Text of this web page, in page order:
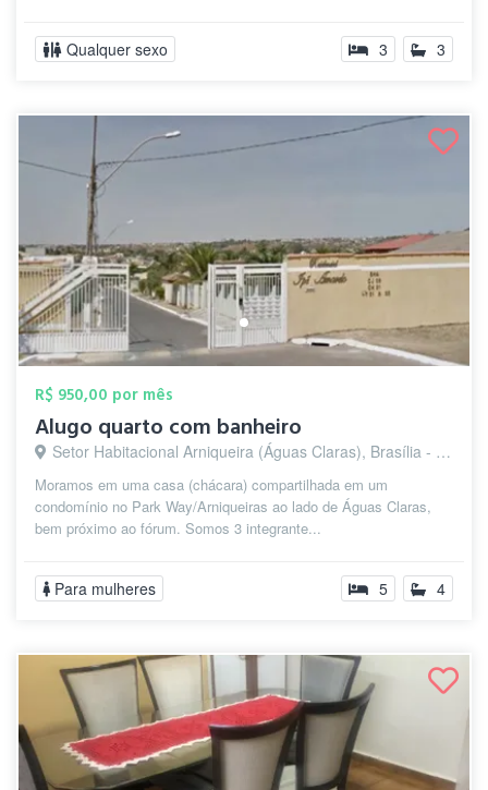
Qualquer sexo 3 3
R$ 950,00 por mês
Alugo quarto com banheiro
Setor Habitacional Arniqueira (Águas Claras), Brasília - DF
Moramos em uma casa (chácara) compartilhada em um
condomínio no Park Way/Arniqueiras ao lado de Águas Claras,
bem próximo ao fórum. Somos 3 integrante...
Para mulheres 5 4